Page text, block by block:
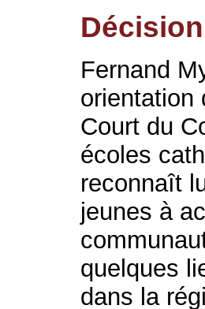
Fernand
orientation
Court du
écoles
reconnaît
jeunes à
quelques
dans la